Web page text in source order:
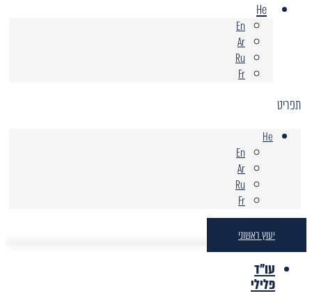
He
En
Ar
Ru
Fr
תפריט
He
En
Ar
Ru
Fr
יעוץ ראשוני
עו"ד
פלילי